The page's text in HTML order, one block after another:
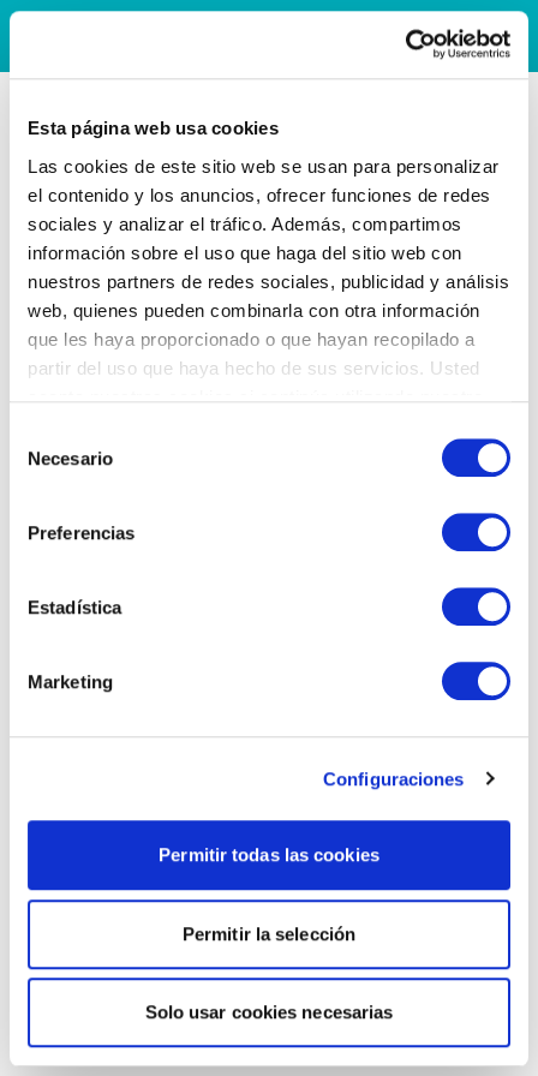
Esta página web usa cookies
Las cookies de este sitio web se usan para personalizar
el contenido y los anuncios, ofrecer funciones de redes
sociales y analizar el tráfico. Además, compartimos
información sobre el uso que haga del sitio web con
nuestros partners de redes sociales, publicidad y análisis
web, quienes pueden combinarla con otra información
que les haya proporcionado o que hayan recopilado a
partir del uso que haya hecho de sus servicios. Usted
Necesario
Preferencias
Estadística
Marketing
Configuraciones
Permitir todas las cookies
Permitir la selección
Solo usar cookies necesarias